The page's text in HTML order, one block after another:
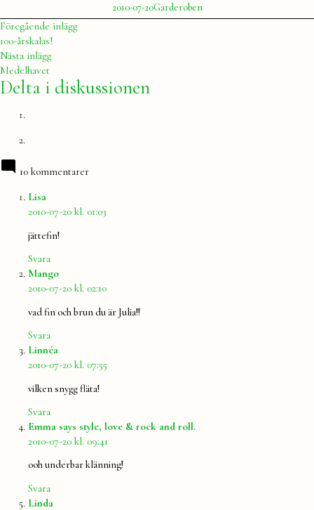
Publicerat
av
Julia
2010-07-20Publicerat
i
Garderoben
Inläggsnavigering
Föregående inläggFöregående
100-årskalas!
Nästa inläggNästa
Medelhavet
Delta i diskussionen
10 kommentarer
Lisa
2010-07-20 kl. 01:03
jättefin!
Svara
Mangosäger:
2010-07-20 kl. 02:10
vad fin och brun du är Julia!!
Svara
Linnéa
2010-07-20 kl. 07:55
vilken snygg fläta!
Svara
Emma says style, love & rock and roll.säger:
2010-07-20 kl. 09:41
ooh underbar klänning!
Svara
Linda